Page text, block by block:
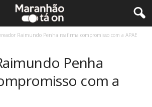
Raimundo Penha reafirma compromisso com a APAE
Penha
com a